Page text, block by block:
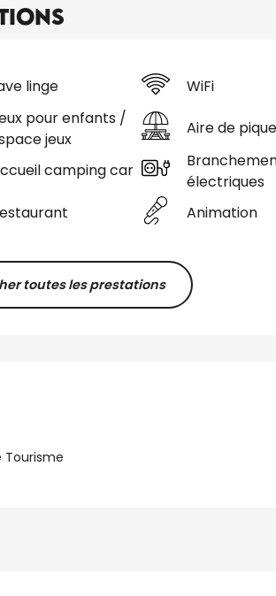
linge WiFi
pour enfants /
jeux
Aire de
camping car
électriques
Animation
toutes les prestations
de
Tourisme